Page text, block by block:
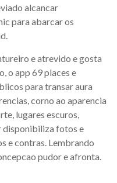
alcancar
para abarcar os
e atrevido e gosta
o app 69 places e
para transar aura
corno ao aparencia
lugares escuros,
disponibiliza fotos e
e contras. Lembrando
pudor e afronta.